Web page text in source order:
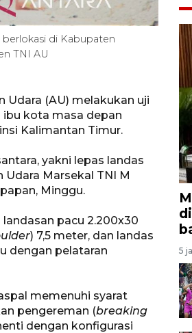
berlokasi di Kabupaten
TNI AU
Udara (AU) melakukan uji
ibu kota masa depan
Kalimantan Timur.
yakni lepas landas
Udara Marsekal TNI M
Minggu.
pacu 2.200x30
) 7,5 meter, dan landas
dengan pelataran
memenuhi syarat
pengereman (breaking
dengan konfigurasi
5